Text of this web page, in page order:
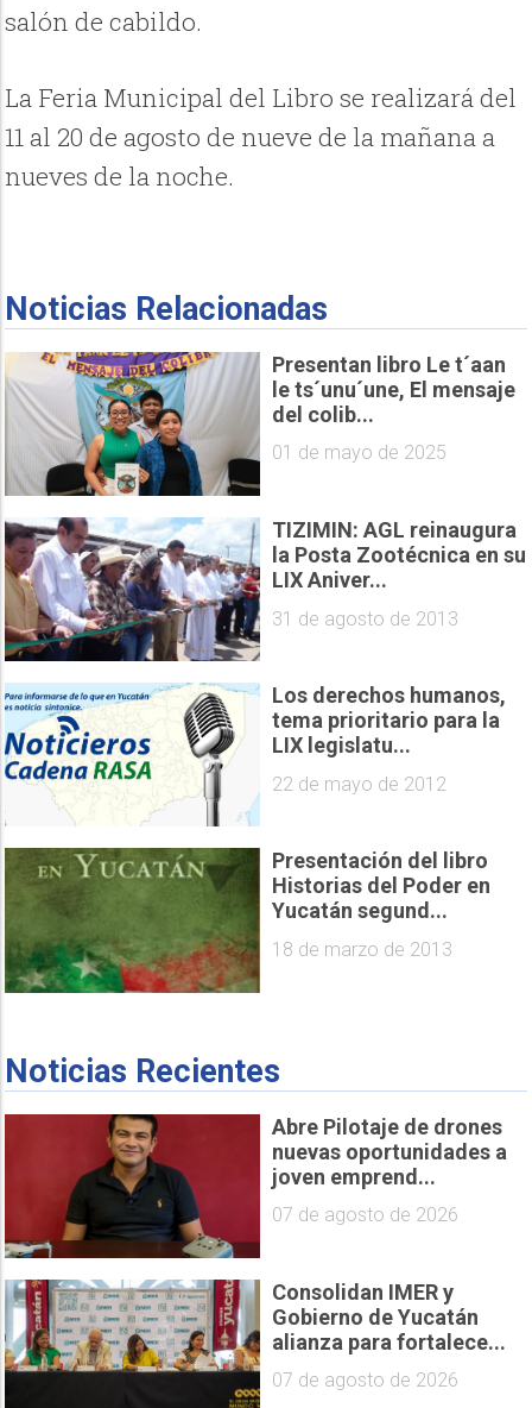
salón de cabildo.
La Feria Municipal del Libro se realizará del
11 al 20 de agosto de nueve de la mañana a
nueves de la noche.
Noticias Relacionadas
Presentan libro Le t´aan
le ts´unu´une, El mensaje
del colib...
01 de mayo de 2025
TIZIMIN: AGL reinaugura
la Posta Zootécnica en su
LIX Aniver...
31 de agosto de 2013
Los derechos humanos,
tema prioritario para la
LIX legislatu...
22 de mayo de 2012
Presentación del libro
Historias del Poder en
Yucatán segund...
18 de marzo de 2013
Noticias Recientes
Abre Pilotaje de drones
nuevas oportunidades a
joven emprend...
07 de agosto de 2026
Consolidan IMER y
Gobierno de Yucatán
alianza para fortalece...
07 de agosto de 2026